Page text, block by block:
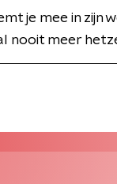
je mee in zijn
nooit meer